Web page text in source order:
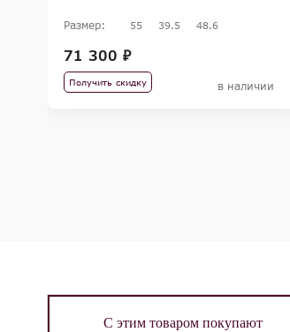
Размер: 55 39.5 48.6
71 300 ₽
Получить скидку в наличии
С этим товаром покупают